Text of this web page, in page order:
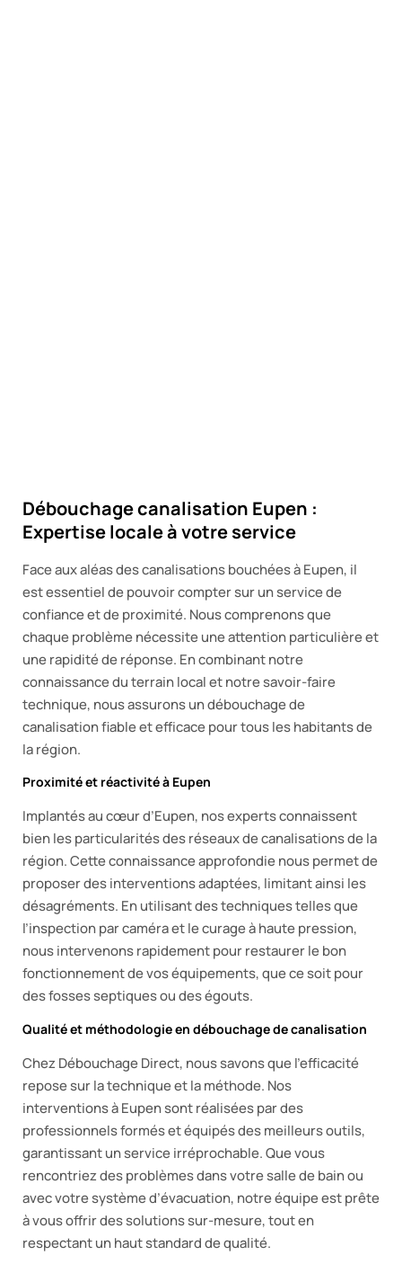
Débouchage canalisation Eupen :
Expertise locale à votre service
Face aux aléas des canalisations bouchées à Eupen, il
est essentiel de pouvoir compter sur un service de
confiance et de proximité. Nous comprenons que
chaque problème nécessite une attention particulière et
une rapidité de réponse. En combinant notre
connaissance du terrain local et notre savoir-faire
technique, nous assurons un débouchage de
canalisation fiable et efficace pour tous les habitants de
la région.
Proximité et réactivité à Eupen
Implantés au cœur d’Eupen, nos experts connaissent
bien les particularités des réseaux de canalisations de la
région. Cette connaissance approfondie nous permet de
proposer des interventions adaptées, limitant ainsi les
désagréments. En utilisant des techniques telles que
l’inspection par caméra et le curage à haute pression,
nous intervenons rapidement pour restaurer le bon
fonctionnement de vos équipements, que ce soit pour
des fosses septiques ou des égouts.
Qualité et méthodologie en débouchage de canalisation
Chez Débouchage Direct, nous savons que l’efficacité
repose sur la technique et la méthode. Nos
interventions à Eupen sont réalisées par des
professionnels formés et équipés des meilleurs outils,
garantissant un service irréprochable. Que vous
rencontriez des problèmes dans votre salle de bain ou
avec votre système d’évacuation, notre équipe est prête
à vous offrir des solutions sur-mesure, tout en
respectant un haut standard de qualité.